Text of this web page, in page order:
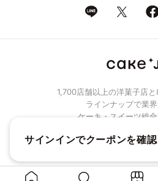
1,700店舗以上の洋菓子店
ラインナップで業
ケーキ・スイーツ総
© Cake.jp Co.,
サインインでクーポンを確認